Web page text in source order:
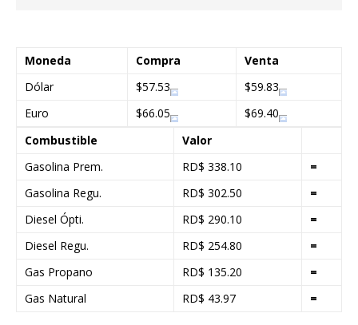
Moneda Compra
Venta
Dólar
$57.53
$59.83
Euro
$66.05
$69.40
Combustible
Valor
Gasolina Prem.
RD$ 338.10
=
Gasolina Regu.
RD$ 302.50
=
Diesel Ópti.
RD$ 290.10
=
Diesel Regu.
RD$ 254.80
=
Gas Propano
RD$ 135.20
=
Gas Natural
RD$ 43.97 =